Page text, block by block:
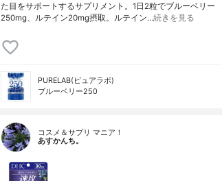
た目をサポートするサプリメント。1日2粒でブルーベリー
250mg、ルテイン20mg摂取。ルテイン…続きを見る
PURELAB(ピュアラボ)
ブルーベリー250
コスメ＆サプリ マニア！
あすかんち。